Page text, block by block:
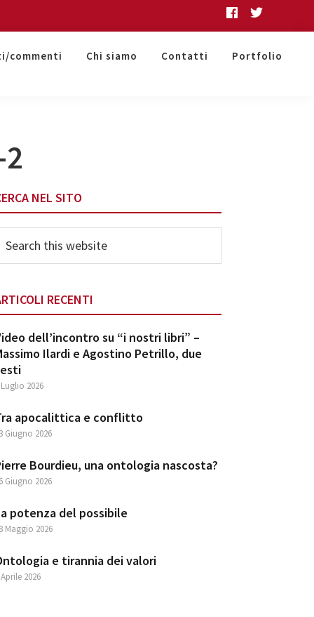
commenti Chi siamo Contatti Portfolio
NEL SITO
this
RECENTI
dell’incontro su “i nostri libri” –
Ilardi e Agostino Petrillo, due
2026
apocalittica e conflitto
Giugno 2026
Bourdieu, una ontologia nascosta?
Giugno 2026
potenza del possibile
Maggio 2026
e tirannia dei valori
2026